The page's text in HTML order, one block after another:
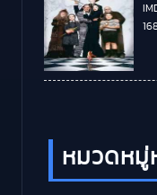
หมวดหมู่